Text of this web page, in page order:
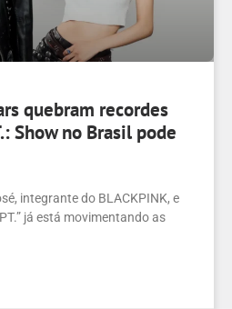
quebram recordes
Show no Brasil pode
integrante do BLACKPINK, e
já está movimentando as